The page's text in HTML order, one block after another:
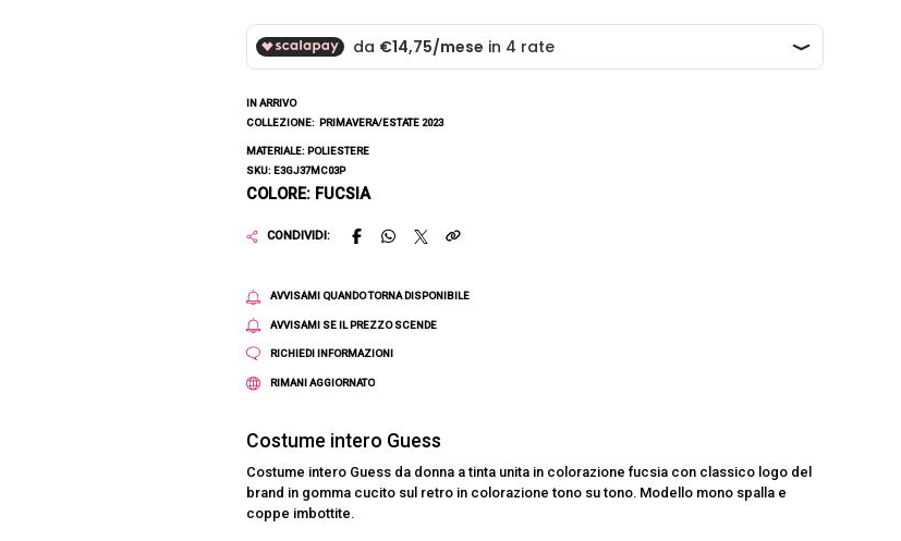
IN ARRIVO
COLLEZIONE: PRIMAVERA/ESTATE 2023
MATERIALE: POLIESTERE
SKU: E3GJ37MC03P
COLORE: FUCSIA
CONDIVIDI:
AVVISAMI QUANDO TORNA DISPONIBILE
AVVISAMI SE IL PREZZO SCENDE
RICHIEDI INFORMAZIONI
RIMANI AGGIORNATO
Costume intero Guess
Costume intero Guess da donna a tinta unita in colorazione fucsia con classico logo del
brand in gomma cucito sul retro in colorazione tono su tono. Modello mono spalla e
coppe imbottite.